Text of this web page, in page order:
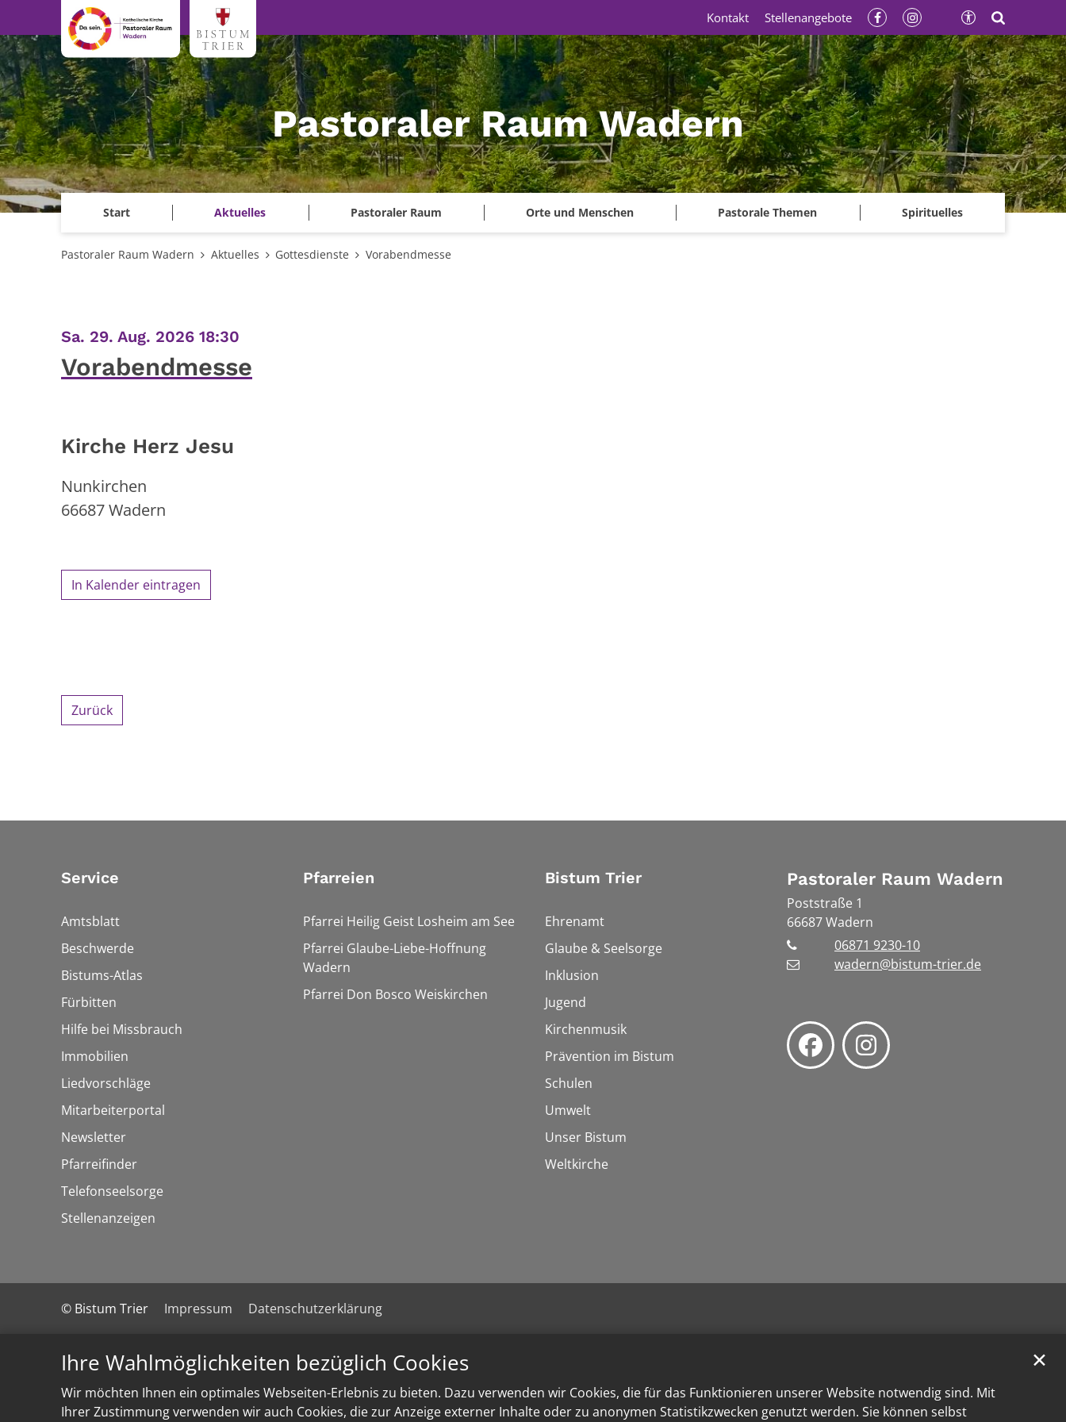
Ihre Wahlmöglichkeiten bezüglich Cookies
Wir möchten Ihnen ein optimales Webseiten-Erlebnis zu bieten. Dazu verwenden wir Cookies, die für das Funktionieren unserer Website notwendig sind. Mit
Ihrer Zustimmung verwenden wir auch Cookies, die zur Anzeige externer Inhalte oder zu anonymen Statistikzwecken genutzt werden. Sie können selbst
✕
Zum Inhalt springen
Pastoraler Raum Wadern
Start Aktuelles Pastoraler Raum Orte und Menschen Pastorale Themen Spirituelles
Kontakt Stellenangebote
Pastoraler Raum Wadern Aktuelles Gottesdienste Vorabendmesse
Sa. 29. Aug. 2026 18:30
Vorabendmesse
Kirche Herz Jesu
Nunkirchen
66687Wadern
In Kalender eintragen
Zurück
Service
Amtsblatt
Beschwerde
Bistums-Atlas
Fürbitten
Hilfe bei Missbrauch
Immobilien
Liedvorschläge
Mitarbeiterportal
Newsletter
Pfarreifinder
Telefonseelsorge
Stellenanzeigen
Pfarreien
Pfarrei Heilig Geist Losheim am See
Pfarrei Glaube-Liebe-Hoffnung
Wadern
Pfarrei Don Bosco Weiskirchen
Bistum Trier
Ehrenamt
Glaube & Seelsorge
Inklusion
Jugend
Kirchenmusik
Prävention im Bistum
Schulen
Umwelt
Unser Bistum
Weltkirche
Pastoraler Raum Wadern
Poststraße 1
66687Wadern
06871 9230-10
wadern@bistum-trier.de
© Bistum Trier Impressum Datenschutzerklärung